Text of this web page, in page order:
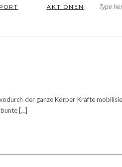
AKTIONEN
der ganze Körper Kräfte
[…]